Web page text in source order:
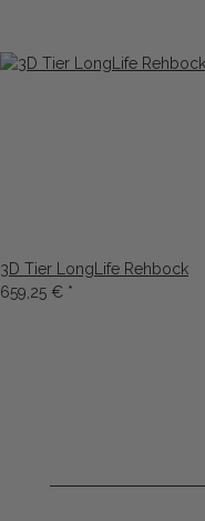
3D Tier LongLife Rehbock
659,25 € *